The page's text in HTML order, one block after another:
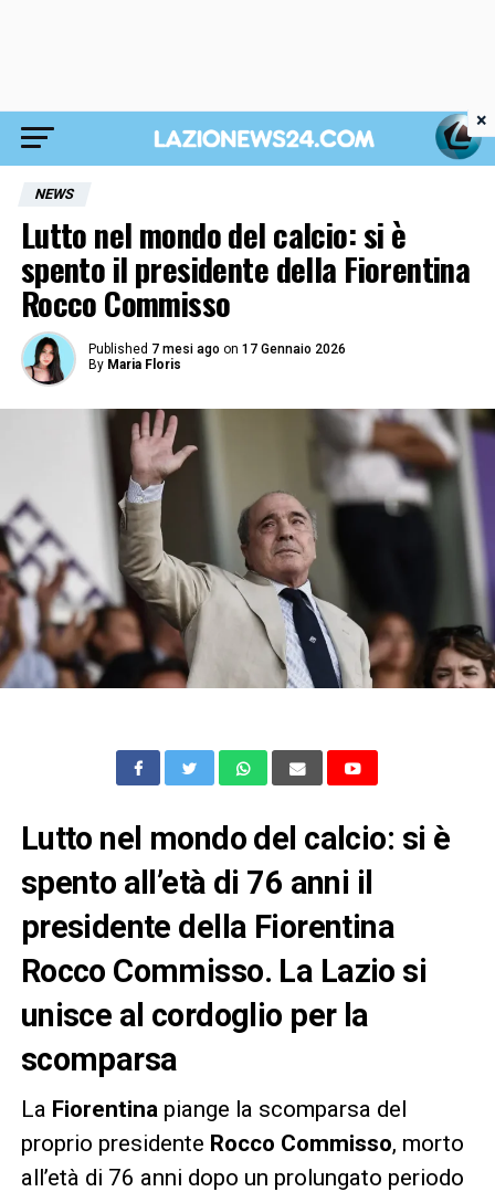
NEWS
Lutto nel mondo del calcio: si è
spento il presidente della Fiorentina
Rocco Commisso
Published 7 mesi ago on 17 Gennaio 2026
By Maria Floris
Lutto nel mondo del calcio: si è
spento all’età di 76 anni il
presidente della Fiorentina
Rocco Commisso. La Lazio si
unisce al cordoglio per la
scomparsa
La Fiorentina piange la scomparsa del
proprio presidente Rocco Commisso, morto
all’età di 76 anni dopo un prolungato periodo
×